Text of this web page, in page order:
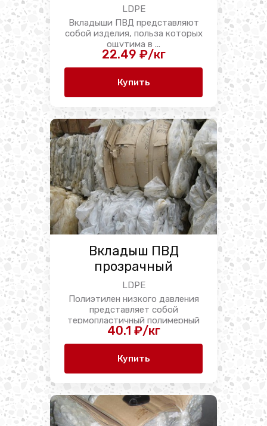
LDPE
Вкладыши ПВД представляют
собой изделия, польза которых
ощутима в ...
22.49 ₽/кг
Купить
Вкладыш ПВД
прозрачный
LDPE
Полиэтилен низкого давления
представляет собой
термопластичный полимерный
материал, обладающий ...
40.1 ₽/кг
Купить